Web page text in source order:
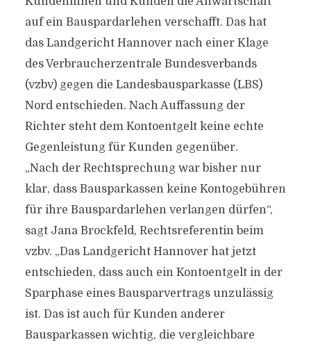
auf ein Bauspardarlehen verschafft. Das hat
das Landgericht Hannover nach einer Klage
des Verbraucherzentrale Bundesverbands
(vzbv) gegen die Landesbausparkasse (LBS)
Nord entschieden. Nach Auffassung der
Richter steht dem Kontoentgelt keine echte
Gegenleistung für Kunden gegenüber.
„Nach der Rechtsprechung war bisher nur
klar, dass Bausparkassen keine Kontogebühren
für ihre Bauspardarlehen verlangen dürfen“,
sagt Jana Brockfeld, Rechtsreferentin beim
vzbv. „Das Landgericht Hannover hat jetzt
entschieden, dass auch ein Kontoentgelt in der
Sparphase eines Bausparvertrags unzulässig
ist. Das ist auch für Kunden anderer
Bausparkassen wichtig, die vergleichbare